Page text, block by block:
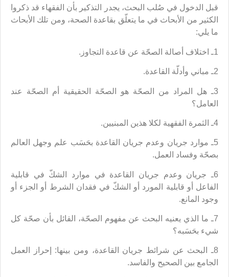
قبل الدخول في صُلب البحث، يجدر التذكير بأن الفقهاء قد ذكروا
الكثير من الأبحاث في ما يتعلّق بقاعدة الصحة، ومن تلك الأبحاث
ما يلي:
1ـ اختلاف أصالة الصحّة عن قاعدة التجاوز.
2ـ مباني وأدلّة القاعدة.
3ـ هل المراد من الصحّة هو الصحّة الحقيقية أم الصحّة عند
العامل؟
4ـ الثمرة الفقهية لكلا هذين المبنيين.
5ـ موارد جريان وعدم جريان القاعدة بحَسَب علم وجهل العالم
بصحّة وفساد العمل.
6ـ جريان وعدم جريان القاعدة في موارد الشكّ في قابلية
الفاعل أو قابلية المورد أو الشكّ في فقدان الشرط أو الجزء أو
وجود المانع.
7ـ ما الذي يعنيه البحث عن مفهوم الصحّة، القائل بأن صحّة كل
شيء بحَسَبه؟
8ـ البحث عن شرائط جريان القاعدة، ومن بينها: إحراز العمل
الجامع بين الصحيح والفاسد.